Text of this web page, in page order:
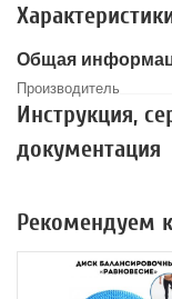
Общая
Производитель
Инструкция,
документация
Рекомендуем